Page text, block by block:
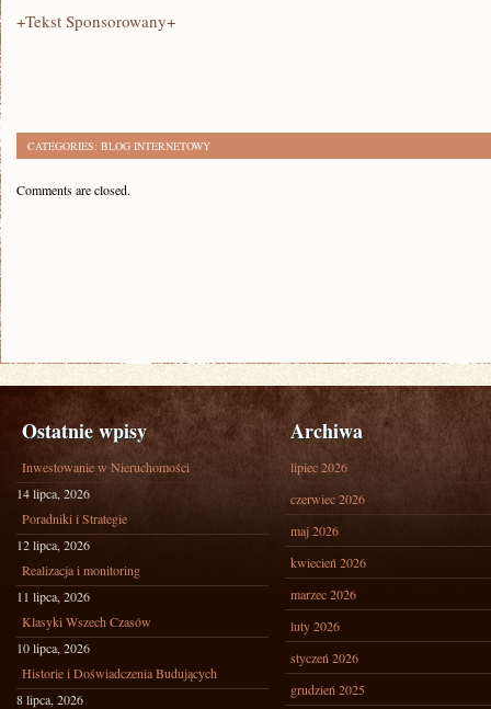
+Tekst Sponsorowany+
CATEGORIES: BLOG INTERNETOWY
Comments are closed.
Ostatnie wpisy
Inwestowanie w Nieruchomości
14 lipca, 2026
Poradniki i Strategie
12 lipca, 2026
Realizacja i monitoring
11 lipca, 2026
Klasyki Wszech Czasów
10 lipca, 2026
Historie i Doświadczenia Budujących
8 lipca, 2026
Archiwa
lipiec 2026
czerwiec 2026
maj 2026
kwiecień 2026
marzec 2026
luty 2026
styczeń 2026
grudzień 2025